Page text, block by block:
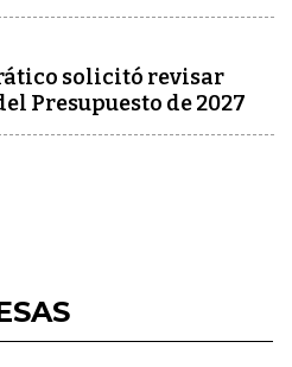
solicitó revisar
Presupuesto de 2027